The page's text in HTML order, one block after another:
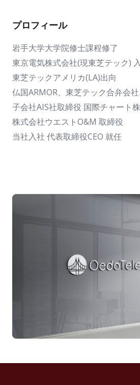
プロフィール
岩手大学大学院修士課程修了
東京電気株式会社(現東芝テック)
東芝テックアメリカ(LA)出向
仏国ARMOR、東芝テック合弁会
子会社AIS社取締役 国際チャート
株式会社ウエストO&M 取締役
当社入社 代表取締役CEO 就任